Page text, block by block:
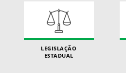
LEGISLAÇÃO
ESTADUAL